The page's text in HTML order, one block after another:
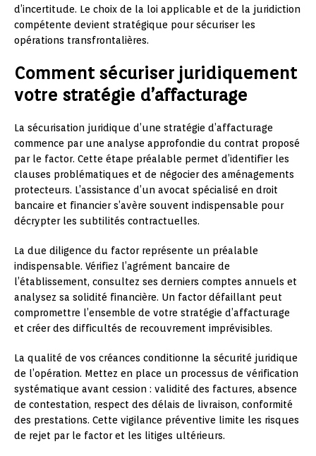
d’incertitude. Le choix de la loi applicable et de la juridiction
compétente devient stratégique pour sécuriser les
opérations transfrontalières.
Comment sécuriser juridiquement
votre stratégie d’affacturage
La sécurisation juridique d’une stratégie d’affacturage
commence par une analyse approfondie du contrat proposé
par le factor. Cette étape préalable permet d’identifier les
clauses problématiques et de négocier des aménagements
protecteurs. L’assistance d’un avocat spécialisé en droit
bancaire et financier s’avère souvent indispensable pour
décrypter les subtilités contractuelles.
La due diligence du factor représente un préalable
indispensable. Vérifiez l’agrément bancaire de
l’établissement, consultez ses derniers comptes annuels et
analysez sa solidité financière. Un factor défaillant peut
compromettre l’ensemble de votre stratégie d’affacturage
et créer des difficultés de recouvrement imprévisibles.
La qualité de vos créances conditionne la sécurité juridique
de l’opération. Mettez en place un processus de vérification
systématique avant cession : validité des factures, absence
de contestation, respect des délais de livraison, conformité
des prestations. Cette vigilance préventive limite les risques
de rejet par le factor et les litiges ultérieurs.